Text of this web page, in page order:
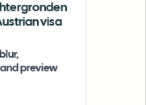
visa
preview